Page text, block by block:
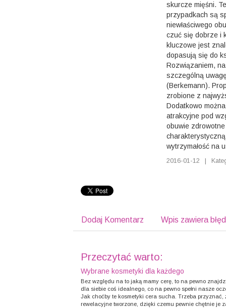
skurcze mięśni.
przypadkach są
niewłaściwego
czuć się dobrze i
kluczowe jest
dopasują się do
Rozwiązaniem,
szczególną
(Berkemann).
zrobione z
Dodatkowo
atrakcyjne pod
obuwie
wytrzymałość na
2016-01-12 |
Dodaj Komentarz Wpis zawiera
Przeczytać warto:
Wybrane kosmetyki dla każdego
Bez względu na to jaką mamy cerę, to na pewno
dla siebie coś idealnego, co na pewno spełni nasze
Jak choćby te kosmetyki cera sucha. Trzeba przyznać,
rewelacyjne tworzone, dzięki czemu pewnie chętnie je